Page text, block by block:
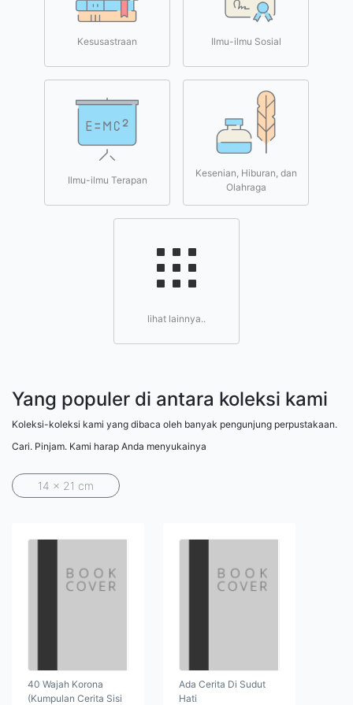
Kesusastraan Ilmu-ilmu Sosial
Ilmu-ilmu Terapan
Kesenian, Hiburan, dan
Olahraga
lihat lainnya..
Yang populer di antara koleksi kami
Koleksi-koleksi kami yang dibaca oleh banyak pengunjung perpustakaan.
Cari. Pinjam. Kami harap Anda menyukainya
14 x 21 cm
40 Wajah Korona
(Kumpulan Cerita Sisi
Ada Cerita Di Sudut
Hati